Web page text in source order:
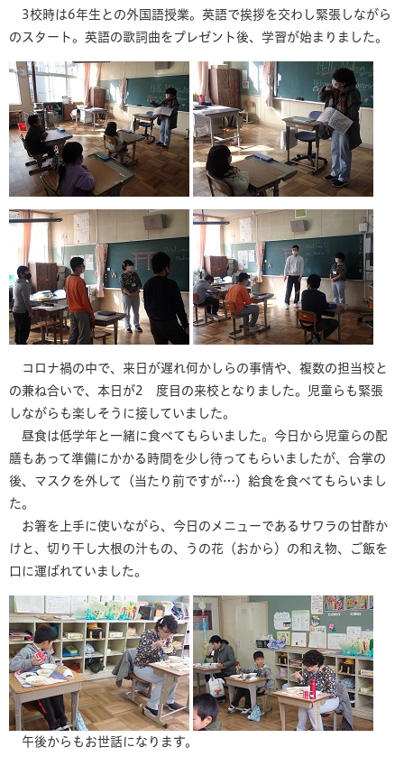
3校時は6年生との外国語授業。英語で挨拶を交わし緊張しながら
のスタート。英語の歌詞曲をプレゼント後、学習が始まりました。
コロナ禍の中で、来日が遅れ何かしらの事情や、複数の担当校と
の兼ね合いで、本日が2 度目の来校となりました。児童らも緊張
しながらも楽しそうに接していました。
昼食は低学年と一緒に食べてもらいました。今日から児童らの配
膳もあって準備にかかる時間を少し待ってもらいましたが、合掌の
後、マスクを外して（当たり前ですが…）給食を食べてもらいまし
た。
お箸を上手に使いながら、今日のメニューであるサワラの甘酢か
けと、切り干し大根の汁もの、うの花（おから）の和え物、ご飯を
口に運ばれていました。
午後からもお世話になります。